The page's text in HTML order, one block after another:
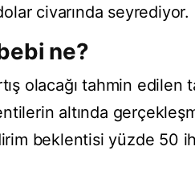
civarında seyrediyor.
ne?
olacağı tahmin edilen
altında
beklentisi yüzde 50